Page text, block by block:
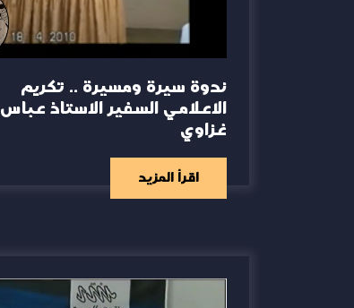
ندوة سيرة ومسيرة .. تكريم
الاعلامي السفير الاستاذ عباس
غزاوي
اقرأ المزيد